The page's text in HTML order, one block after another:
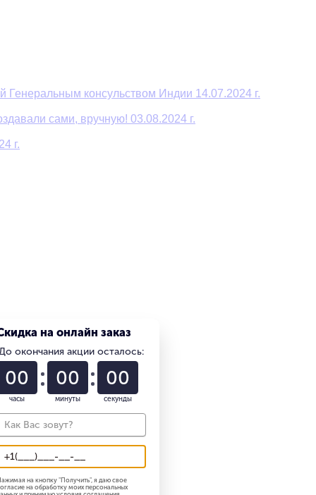
Генеральным консульством Индии 14.07.2024 г.
сами, вручную! 03.08.2024 г.
г.
18.06.2024 г.
на онлайн заказ
окончания акции осталось:
01
часы
22
минуты
58
секунды
на кнопку "Получить", я даю свое
на обработку моих персональных